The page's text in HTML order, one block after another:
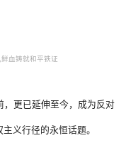
血铸就和平铁证
，更已延伸至今，成为反对
义行径的永恒话题。